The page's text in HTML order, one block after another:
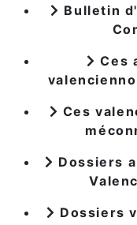
Bulletin
Ces
Ces
Dossiers
Dossiers